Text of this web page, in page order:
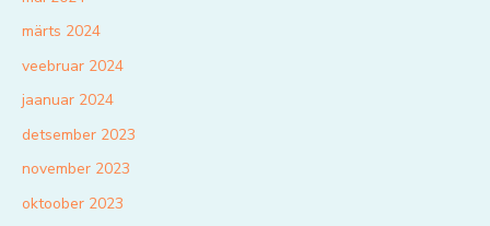
märts 2024
veebruar 2024
jaanuar 2024
detsember 2023
november 2023
oktoober 2023